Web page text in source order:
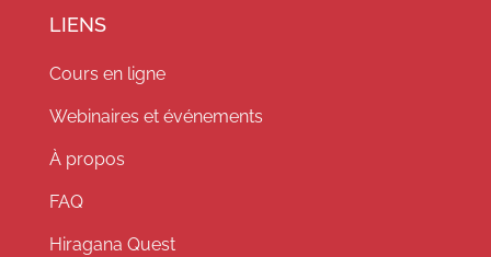
LIENS
Cours en ligne
Webinaires et événements
À propos
FAQ
Hiragana Quest